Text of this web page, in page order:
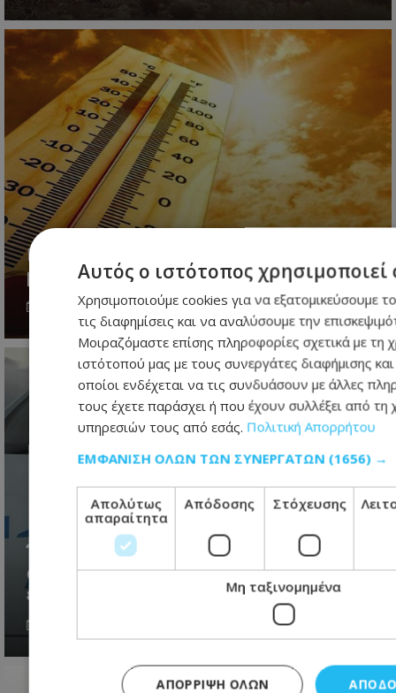
Καμίνι και σήμερα η Κύπρος – Πού
μπορεί να «σκάσει» βροχή
08.08.2026 - 07:32
Έκλεψαν αυτοκίνητο στη Λεμεσό
αλλά δεν πήγαν μακριά – Πώς τους
εντόπισε η Αστυνομία
Αυτός ο ιστότοπος χρησιμοποιεί
Χρησιμοποιούμε cookies για να εξατομικεύσουμε
τις διαφημίσεις και να αναλύσουμε την
Μοιραζόμαστε επίσης πληροφορίες σχετικά με τη
ιστότοπού μας με τους συνεργάτες διαφήμισης
οποίοι ενδέχεται να τις συνδυάσουν με άλλες
τους έχετε παράσχει ή που έχουν συλλέξει από τη
υπηρεσιών τους από εσάς. Πολιτική Απορρήτου
ΕΜΦΆΝΙΣΗ ΌΛΩΝ ΤΩΝ ΣΥΝΕΡΓΑΤΏΝ (1656) →
Απολύτως
απαραίτητα
Απόδοσης Στόχευσης
Μη ταξινομημένα
ΑΠΌΡΡΙΨΗ ΌΛΩΝ